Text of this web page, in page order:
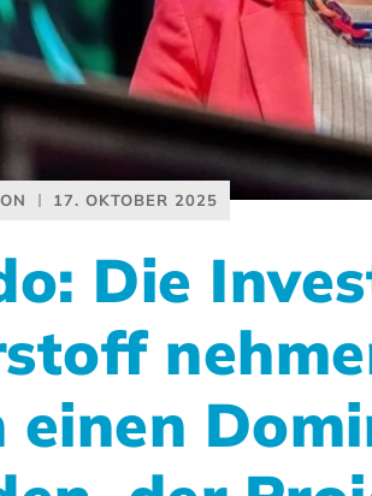
17. OKTOBER 2025
Die
einen